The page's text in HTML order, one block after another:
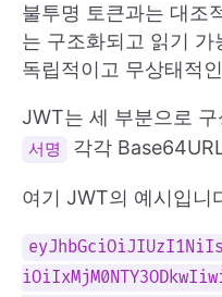
불투명 토큰과는 대조
는 구조화되고 읽기
독립적이고 무상태적
JWT는 세 부분으로 구
서명 각각
여기 JWT의 예시입니